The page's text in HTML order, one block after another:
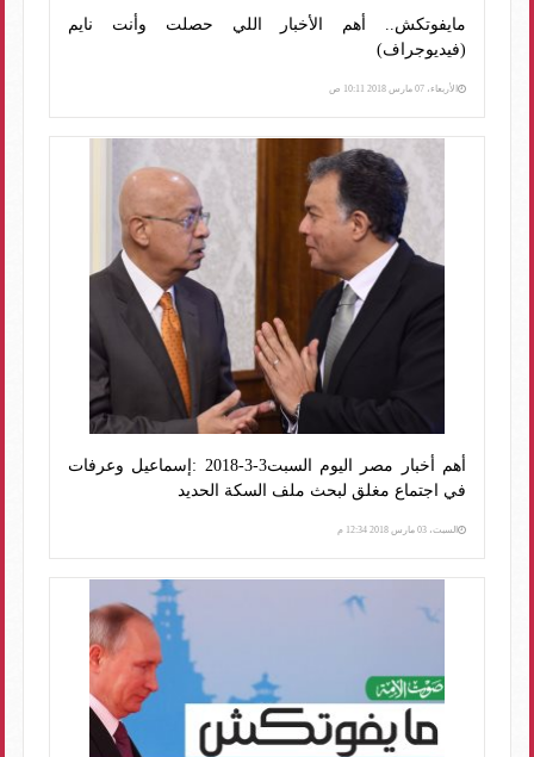
مايفوتكش.. أهم الأخبار اللي حصلت وأنت نايم
(فيديوجراف)
الأربعاء، 07 مارس 2018 10:11 ص
أهم أخبار مصر اليوم السبت3-3-2018 :إسماعيل وعرفات
في اجتماع مغلق لبحث ملف السكة الحديد
السبت، 03 مارس 2018 12:34 م